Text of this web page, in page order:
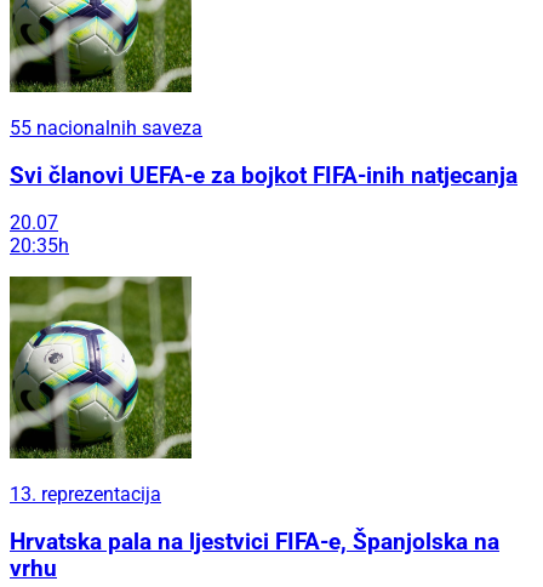
55 nacionalnih saveza
Svi članovi UEFA-e za bojkot FIFA-inih natjecanja
20.07
20:35h
13. reprezentacija
Hrvatska pala na ljestvici FIFA-e, Španjolska na
vrhu